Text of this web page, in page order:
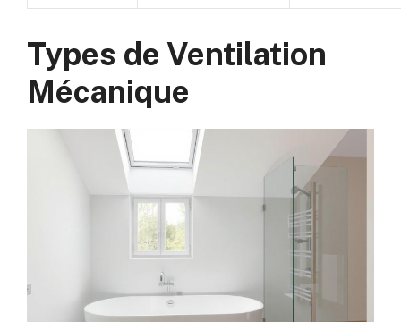
Types de Ventilation
Mécanique